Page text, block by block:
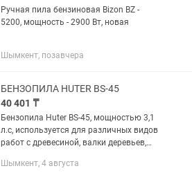
Ручная пила бензиновая Bizon BZ -
5200, мощность - 2900 Вт, новая
Шымкент, позавчера
БЕНЗОПИЛА HUTER BS-45
40 401 ₸
Бензопила Huter BS-45, мощностью 3,1
л.с, используется для различных видов
работ с древесиной, валки деревьев,
бензинового двигателя, объёмом 45
Шымкент, 4 августа